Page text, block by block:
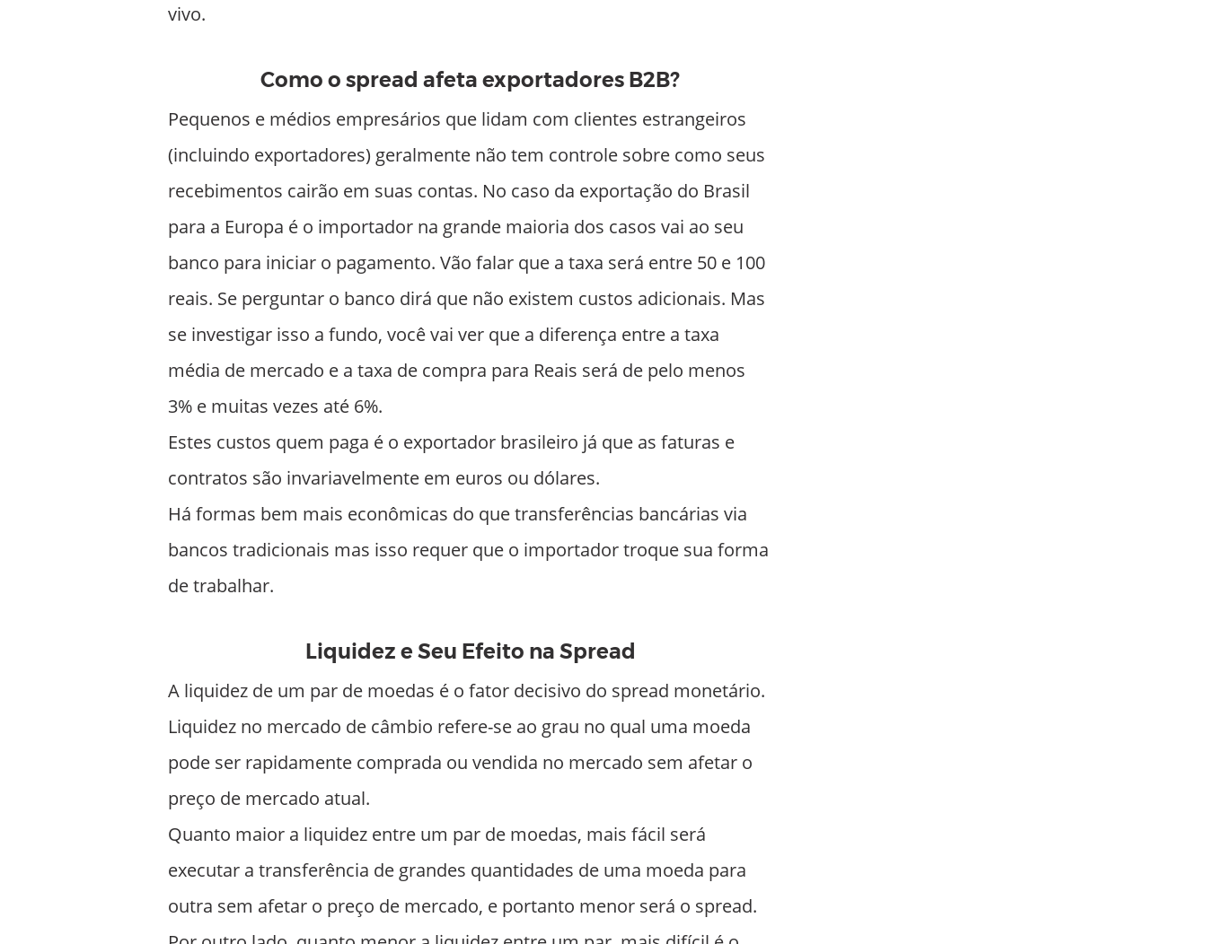
vivo.
Como o spread afeta exportadores B2B?
Pequenos e médios empresários que lidam com clientes estrangeiros
(incluindo exportadores) geralmente não tem controle sobre como seus
recebimentos cairão em suas contas. No caso da exportação do Brasil
para a Europa é o importador na grande maioria dos casos vai ao seu
banco para iniciar o pagamento. Vão falar que a taxa será entre 50 e 100
reais. Se perguntar o banco dirá que não existem custos adicionais. Mas
se investigar isso a fundo, você vai ver que a diferença entre a taxa
média de mercado e a taxa de compra para Reais será de pelo menos
3% e muitas vezes até 6%.
Estes custos quem paga é o exportador brasileiro já que as faturas e
contratos são invariavelmente em euros ou dólares.
Há formas bem mais econômicas do que transferências bancárias via
bancos tradicionais mas isso requer que o importador troque sua forma
de trabalhar.
Liquidez e Seu Efeito na Spread
A liquidez de um par de moedas é o fator decisivo do spread monetário.
Liquidez no mercado de câmbio refere-se ao grau no qual uma moeda
pode ser rapidamente comprada ou vendida no mercado sem afetar o
preço de mercado atual.
Quanto maior a liquidez entre um par de moedas, mais fácil será
executar a transferência de grandes quantidades de uma moeda para
outra sem afetar o preço de mercado, e portanto menor será o spread.